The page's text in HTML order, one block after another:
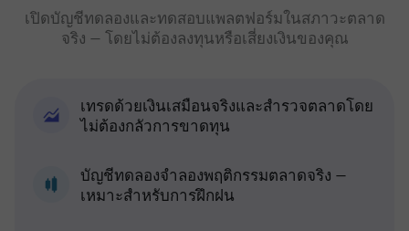
เปิดบัญชีทดลองและทดสอบแพลตฟอร์มในสภาวะตลาด
จริง — โดยไม่ต้องลงทุนหรือเสี่ยงเงินของคุณ
เทรดด้วยเงินเสมือนจริงและสำรวจตลาดโดย
ไม่ต้องกลัวการขาดทุน
บัญชีทดลองจำลองพฤติกรรมตลาดจริง —
เหมาะสำหรับการฝึกฝน